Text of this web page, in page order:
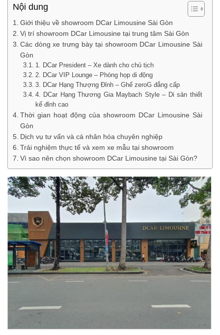
Nội dung
Giới thiệu về showroom DCar Limousine Sài Gòn
Vị trí showroom DCar Limousine tại trung tâm Sài Gòn
Các dòng xe trưng bày tại showroom DCar Limousine Sài
Gòn
1. DCar President – Xe dành cho chủ tịch
2. DCar VIP Lounge – Phòng họp di động
3. DCar Hạng Thượng Đỉnh – Ghế zeroG đẳng cấp
4. DCar Hạng Thương Gia Maybach Style – Di sản thiết
kế đỉnh cao
Thời gian hoạt động của showroom DCar Limousine Sài
Gòn
Dịch vụ tư vấn và cá nhân hóa chuyên nghiệp
Trải nghiệm thực tế và xem xe mẫu tại showroom
Vì sao nên chọn showroom DCar Limousine tại Sài Gòn?